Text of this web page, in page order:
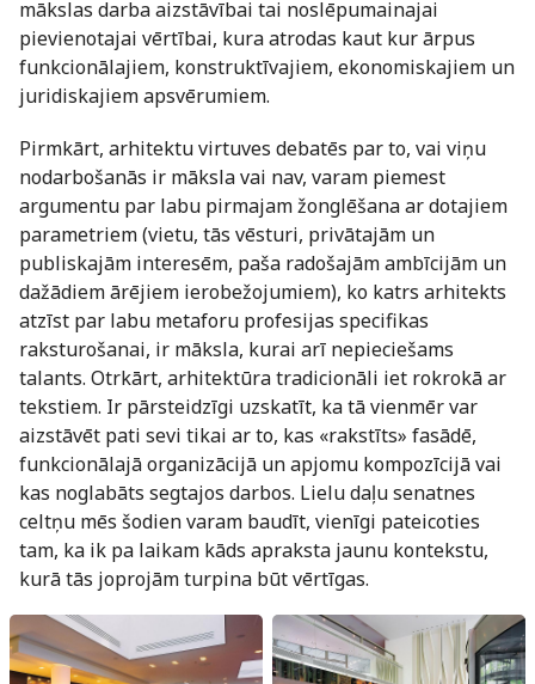
mākslas darba aizstāvībai tai noslēpumainajai
pievienotajai vērtībai, kura atrodas kaut kur ārpus
funkcionālajiem, konstruktīvajiem, ekonomiskajiem un
juridiskajiem apsvērumiem.
Pirmkārt, arhitektu virtuves debatēs par to, vai viņu
nodarbošanās ir māksla vai nav, varam piemest
argumentu par labu pirmajam žonglēšana ar dotajiem
parametriem (vietu, tās vēsturi, privātajām un
publiskajām interesēm, paša radošajām ambīcijām un
dažādiem ārējiem ierobežojumiem), ko katrs arhitekts
atzīst par labu metaforu profesijas specifikas
raksturošanai, ir māksla, kurai arī nepieciešams
talants. Otrkārt, arhitektūra tradicionāli iet rokrokā ar
tekstiem. Ir pārsteidzīgi uzskatīt, ka tā vienmēr var
aizstāvēt pati sevi tikai ar to, kas «rakstīts» fasādē,
funkcionālajā organizācijā un apjomu kompozīcijā vai
kas noglabāts segtajos darbos. Lielu daļu senatnes
celtņu mēs šodien varam baudīt, vienīgi pateicoties
tam, ka ik pa laikam kāds apraksta jaunu kontekstu,
kurā tās joprojām turpina būt vērtīgas.